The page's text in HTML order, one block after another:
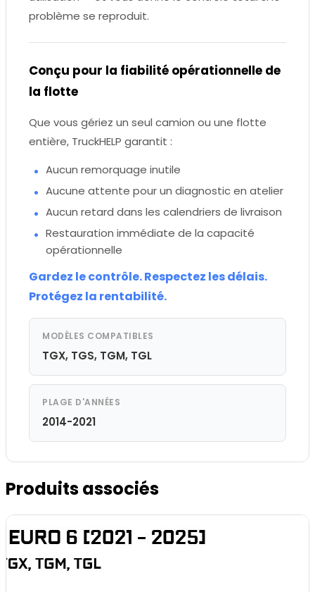
problème se reproduit.
Conçu pour la fiabilité opérationnelle de
la flotte
Que vous gériez un seul camion ou une flotte
entière, TruckHELP garantit :
Aucun remorquage inutile
Aucune attente pour un diagnostic en atelier
Aucun retard dans les calendriers de livraison
Restauration immédiate de la capacité
opérationnelle
Gardez le contrôle. Respectez les délais.
Protégez la rentabilité.
MODÈLES COMPATIBLES
TGX, TGS, TGM, TGL
PLAGE D'ANNÉES
2014-2021
Produits associés